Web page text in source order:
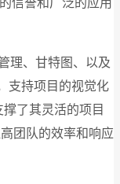
信誉和广泛的应用
理、甘特图、以及
支持项目的视觉化
了其灵活的项目
团队的效率和响应